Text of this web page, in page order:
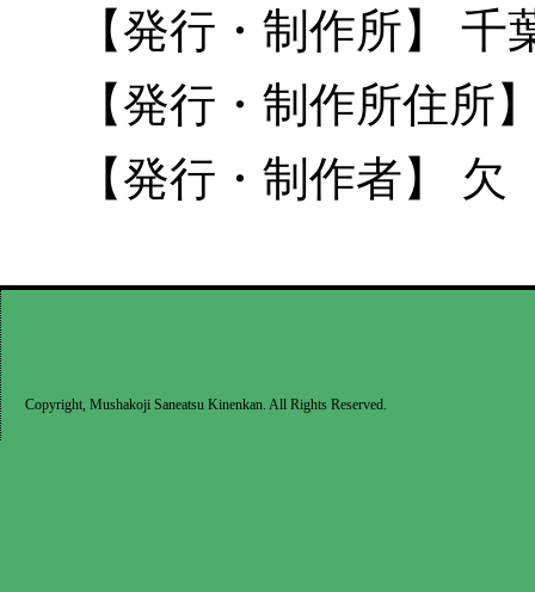
【発行・制作所】
【発行・制作所住所
【発行・制作者】 欠
Copyright, Mushakoji Saneatsu Kinenkan. All Rights Reserved.